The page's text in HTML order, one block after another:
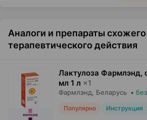
Аналоги и препараты схожего
терапевтического действия
Лактулоза Фармлэнд,
мл 1 л ×1
Фармлэнд , Беларусь •
Популярно Инструкция